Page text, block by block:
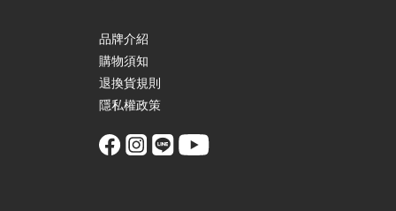
品牌介紹
購物須知
退換貨規則
隱私權政策